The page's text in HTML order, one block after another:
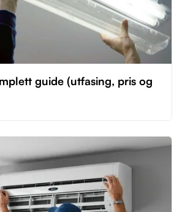
guide (utfasing, pris og